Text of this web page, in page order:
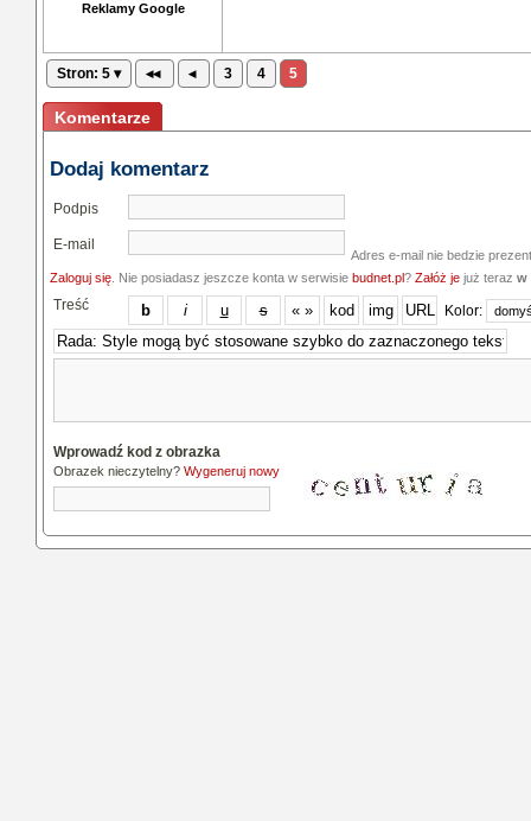
Reklamy Google
Stron: 5 ▾ ◂◂ ◂ 3 4 5
Komentarze
Dodaj komentarz
Podpis
E-mail
Adres e-mail nie bedzie
Zaloguj się . Nie posiadasz jeszcze konta w serwisie budnet.pl? Załóż je już teraz w
Treść Kolor:
Wprowadź kod z obrazka
Obrazek nieczytelny? Wygeneruj nowy